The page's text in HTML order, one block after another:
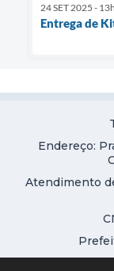
24 SET 2025 -
Entrega de
Endereço:
Atendimento